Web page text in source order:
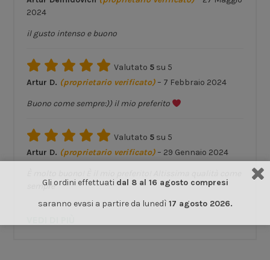
2024
il gusto intenso e buono
Valutato 5 su 5
Artur D. (proprietario verificato) – 7 Febbraio 2024
Buono come sempre:)) il mio preferito
Valutato 5 su 5
Artur D. (proprietario verificato) – 29 Gennaio 2024
sempreGli ordini effettuati dal 8 al 16 agosto compresi
saranno evasi a partire da lunedì 17 agosto 2026.